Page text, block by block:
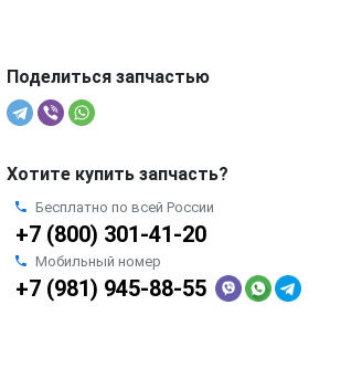
Поделиться запчастью
Хотите купить запчасть?
Бесплатно по всей России
+7 (800) 301-41-20
Мобильный номер
+7 (981) 945-88-55